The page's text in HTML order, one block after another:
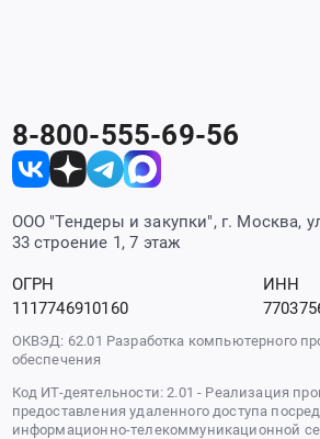
8-800-555-69-56
ООО "Тендеры и закупки", г. Москва,
33 строение 1, 7 этаж
ОГРН
1117746910160
ИНН
ОКВЭД: 62.01 Разработка компьютерного
обеспечения
Код ИТ-деятельности: 2.01 - Реализация
предоставления удаленного доступа
информационно-телекоммуникационной